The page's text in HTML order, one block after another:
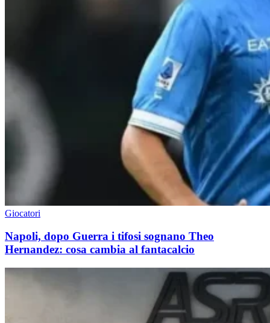
Giocatori
Napoli, dopo Guerra i tifosi sognano Theo
Hernandez: cosa cambia al fantacalcio